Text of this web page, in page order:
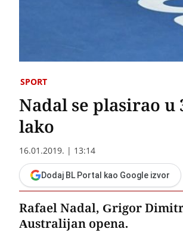
SPORT
Nadal se plasirao
lako
16.01.2019. | 13:14
Dodaj BL Portal kao Google izvor
Rafael Nadal, Grigor
Australijan opena.